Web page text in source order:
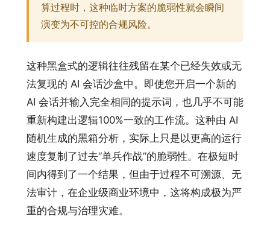
算过程时，这种临时方案的脆弱性就会瞬间
演变为不可控的合规风险。
这种黑盒式的逻辑往往残留在某个已经失效或无
法复现的 AI 会话沙盒中。即使您开启一个新的
AI 会话并输入完全相同的提示词，也几乎不可能
重新构建出逻辑100%一致的工作流。这种由 AI
随机生成的黑箱分析，实际上只是以更高的运行
速度复制了过去“单兵作战”的脆弱性。在极短时
间内得到了一个结果，但由于过程不可溯源、无
法审计，在企业级商业环境中，这将构成极为严
重的合规与治理灾难。